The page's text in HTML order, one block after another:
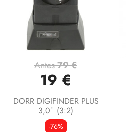
Antes79 €
19 €
DORR DIGIFINDER PLUS
3,0¨ (3:2)
-76%